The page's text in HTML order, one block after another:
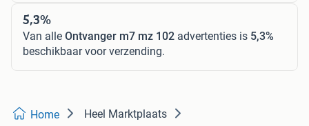
5,3%
Van alle Ontvanger m7 mz 102 advertenties is 5,3%
beschikbaar voor verzending.
Home Heel Marktplaats